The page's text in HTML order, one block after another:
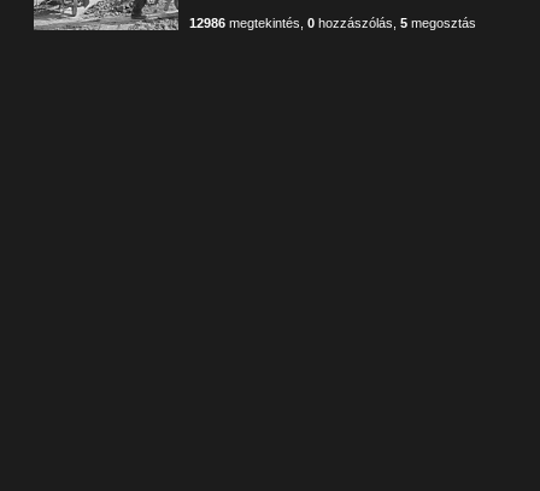
12986 megtekintés ,0 hozzászólás ,5 megosztás